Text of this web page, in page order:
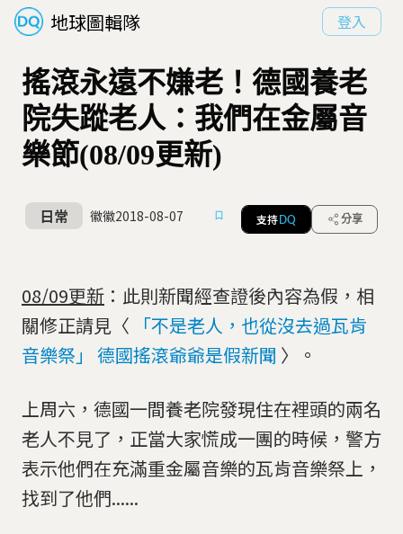
地球圖輯隊 登入
搖滾永遠不嫌老！德國養老
院失蹤老人：我們在金屬音
樂節(08/09更新)
日常 徽徽2018-08-07 支持 DQ 分享
08/09更新 ：此則新聞經查證後內容為假，相
關修正請見〈
「不是老人，也從沒去過瓦肯
音樂祭」 德國搖滾爺爺是假新聞 〉。
上周六，德國一間養老院發現住在裡頭的兩名
老人不見了，正當大家慌成一團的時候，警方
表示他們在充滿重金屬音樂的瓦肯音樂祭上，
找到了他們......